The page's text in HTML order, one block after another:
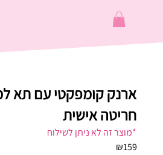
ארנק קומפקטי עם תא
חריטה אישית
*מוצר זה לא ניתן לשילוח
₪159